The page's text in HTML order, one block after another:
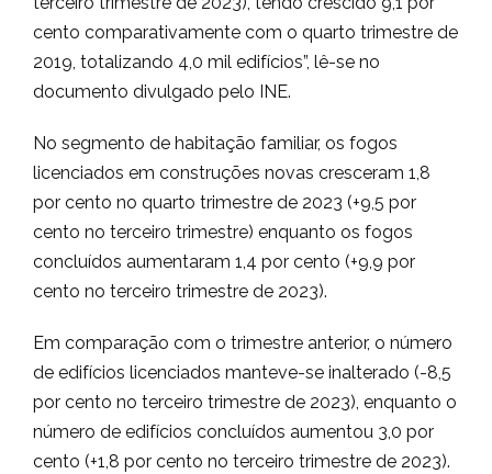
cento comparativamente com o quarto trimestre de
2019, totalizando 4,0 mil edifícios”, lê-se no
documento divulgado pelo INE.
No segmento de habitação familiar, os fogos
licenciados em construções novas cresceram 1,8
por cento no quarto trimestre de 2023 (+9,5 por
cento no terceiro trimestre) enquanto os fogos
concluídos aumentaram 1,4 por cento (+9,9 por
cento no terceiro trimestre de 2023).
Em comparação com o trimestre anterior, o número
de edifícios licenciados manteve-se inalterado (-8,5
por cento no terceiro trimestre de 2023), enquanto o
número de edifícios concluídos aumentou 3,0 por
cento (+1,8 por cento no terceiro trimestre de 2023).